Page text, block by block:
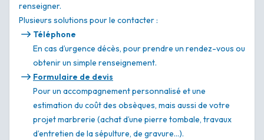
renseigner.
Plusieurs solutions pour le contacter :
Téléphone
En cas d’urgence décès, pour prendre un rendez-vous ou
obtenir un simple renseignement.
Formulaire de devis
Pour un accompagnement personnalisé et une
estimation du coût des obsèques, mais aussi de votre
projet marbrerie (achat d’une pierre tombale, travaux
d’entretien de la sépulture, de gravure…).